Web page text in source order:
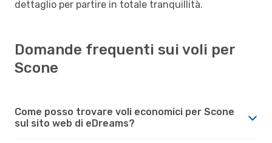
dettaglio per partire in totale tranquillità.
Domande frequenti sui voli per
Scone
Come posso trovare voli economici per Scone
sul sito web di eDreams?